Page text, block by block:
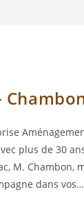
plus de 30
M. Chambon,
dans vos…